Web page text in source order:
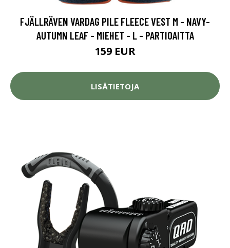
FJÄLLRÄVEN VARDAG PILE FLEECE VEST M - NAVY-
AUTUMN LEAF - MIEHET - L - PARTIOAITTA
159 EUR
LISÄTIETOJA